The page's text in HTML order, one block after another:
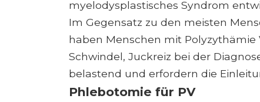
myelodysplastisches Syndrom
Im Gegensatz zu den meisten
haben Menschen mit
Schwindel, Juckreiz bei der
belastend und erfordern die
Phlebotomie für PV